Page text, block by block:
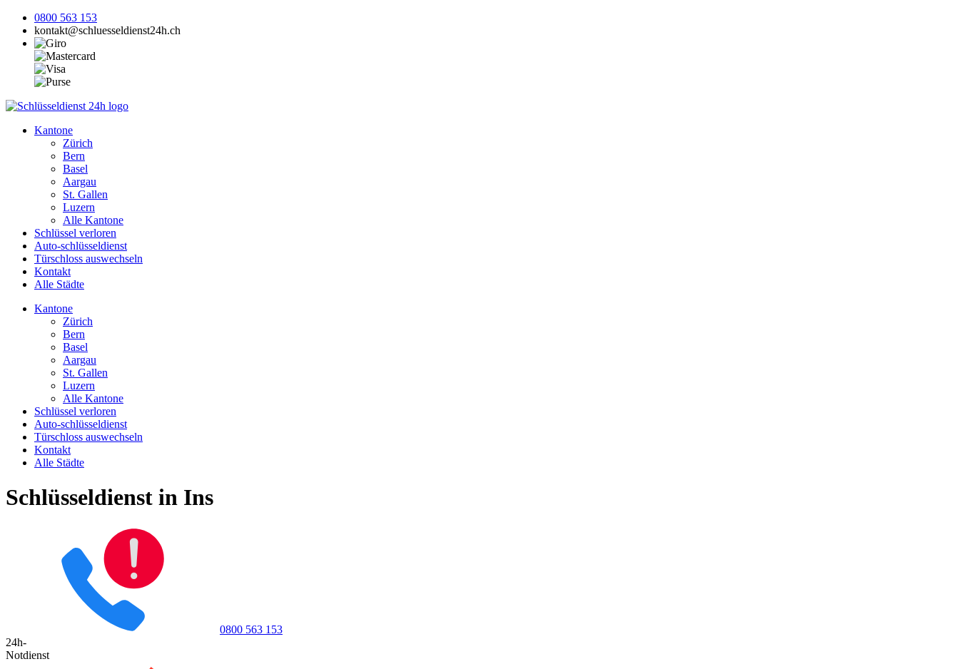
0800 563 153
kontakt@schluesseldienst24h.ch
Kantone
Zürich
Bern
Basel
Aargau
St. Gallen
Luzern
Alle Kantone
Schlüssel verloren
Auto-schlüsseldienst
Türschloss auswechseln
Kontakt
Alle Städte
Kantone
Zürich
Bern
Basel
Aargau
St. Gallen
Luzern
Alle Kantone
Schlüssel verloren
Auto-schlüsseldienst
Türschloss auswechseln
Kontakt
Alle Städte
Schlüsseldienst in Ins
0800 563 153
24h-
Notdienst